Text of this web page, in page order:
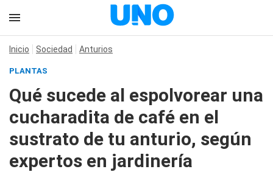
Inicio Sociedad Anturios
PLANTAS
Qué sucede al espolvorear una
cucharadita de café en el
sustrato de tu anturio, según
expertos en jardinería